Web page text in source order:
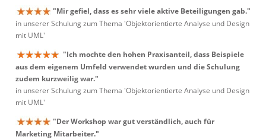
"Mir gefiel, dass es sehr viele aktive Beteiligungen gab."
in unserer Schulung zum Thema 'Objektorientierte Analyse und Design
mit UML'
"Ich mochte den hohen Praxisanteil, dass Beispiele
aus dem eigenem Umfeld verwendet wurden und die Schulung
zudem kurzweilig war."
in unserer Schulung zum Thema 'Objektorientierte Analyse und Design
mit UML'
"Der Workshop war gut verständlich, auch für
Marketing Mitarbeiter."